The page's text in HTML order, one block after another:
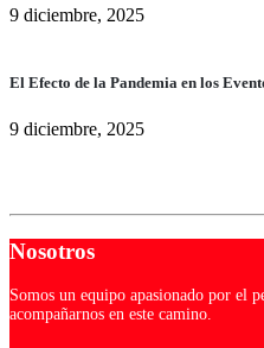
9 diciembre, 2025
El Efecto de la Pandemia en los
9 diciembre, 2025
Nosotros
Somos un equipo apasionado por el
acompañarnos en este camino.